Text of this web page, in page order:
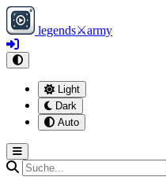
legends⚔army
Light
Dark
Auto